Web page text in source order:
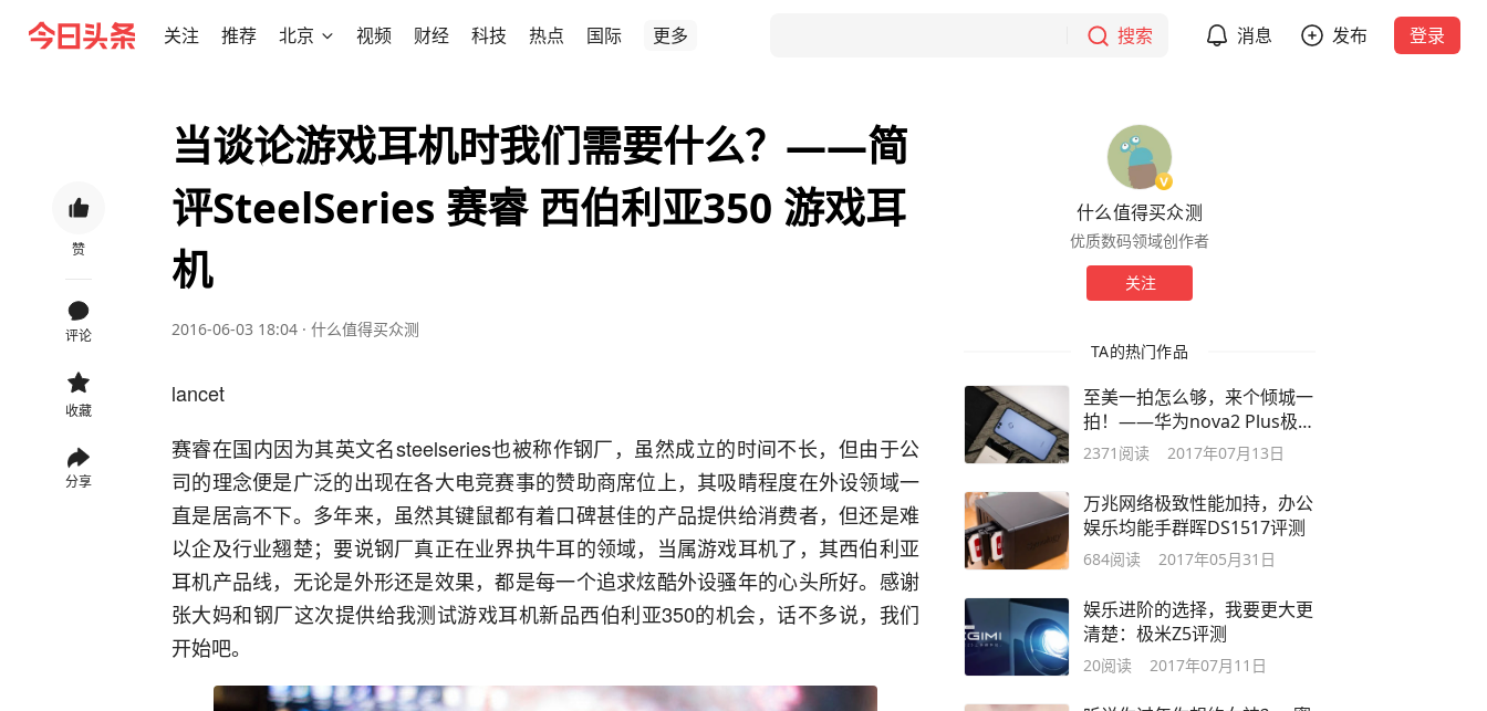
关注 推荐 北京 视频 财经 科技 热点 国际 更多 搜索 消息 发布 登录
赞
评论
收藏
分享
当谈论游戏耳机时我们需要什么？——简
评SteelSeries 赛睿 西伯利亚350 游戏耳
机
2016-06-03 18:04 · 什么值得买众测
lancet
赛睿在国内因为其英文名steelseries也被称作钢厂，虽然成立的时间不长，但由于公
司的理念便是广泛的出现在各大电竞赛事的赞助商席位上，其吸睛程度在外设领域一
直是居高不下。多年来，虽然其键鼠都有着口碑甚佳的产品提供给消费者，但还是难
以企及行业翘楚；要说钢厂真正在业界执牛耳的领域，当属游戏耳机了，其西伯利亚
耳机产品线，无论是外形还是效果，都是每一个追求炫酷外设骚年的心头所好。感谢
张大妈和钢厂这次提供给我测试游戏耳机新品西伯利亚350的机会，话不多说，我们
开始吧。
什么值得买众测
优质数码领域创作者
关注
TA的热门作品
至美一拍怎么够，来个倾城一
拍！——华为nova2 Plus极光
蓝 手机评测
2371 阅读 2017年07月13日
万兆网络极致性能加持，办公
娱乐均能手群晖DS1517评测
684阅读 2017年05月31日
娱乐进阶的选择，我要更大更
清楚：极米Z5评测
20阅读 2017年07月11日